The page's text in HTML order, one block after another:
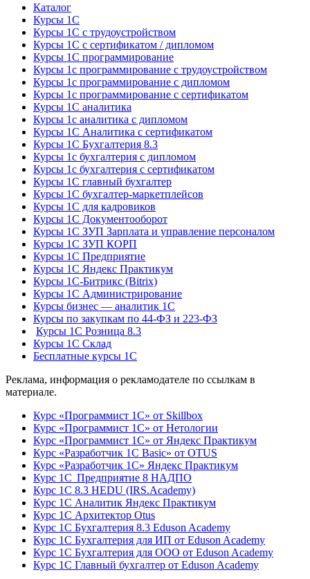
Каталог
Курсы 1С
Курсы 1С с трудоустройством
Курсы 1С с сертификатом / дипломом
Курсы 1С программирование
Курсы 1с программирование с трудоустройством
Курсы 1с программирование с дипломом
Курсы 1с программирование с сертификатом
Курсы 1С аналитика
Курсы 1с аналитика с дипломом
Курсы 1С Аналитика с сертификатом
Курсы 1С Бухгалтерия 8.3
Курсы 1с бухгалтерия с дипломом
Курсы 1с бухгалтерия с сертификатом
Курсы 1С главный бухгалтер
Курсы 1С бухгалтер-маркетплейсов
Курсы 1С для кадровиков
Курсы 1С Документооборот
Курсы 1С ЗУП Зарплата и управление персоналом
Курсы 1С ЗУП КОРП
Курсы 1С Предприятие
Курсы 1С Яндекс Практикум
Курсы 1С-Битрикс (Bitrix)
Курсы 1С Администрирование
Курсы бизнес — аналитик 1С
Курсы по закупкам по 44‑ФЗ и 223‑ФЗ
Курсы 1С Розница 8.3
Курсы 1С Склад
Бесплатные курсы 1С
Реклама, информация о рекламодателе по ссылкам в
материале.
Курс «Программист 1С» от Skillbox
Курс «Программист 1С» от Нетологии
Курс «Программист 1С» от Яндекс Практикум
Курс «Разработчик 1С Basic» от OTUS
Курс «Разработчик 1С» Яндекс Практикум
Курс 1С Предприятие 8 НАДПО
Курс 1С 8.3 HEDU (IRS.Academy)
Курс 1С Аналитик Яндекс Практикум
Курс 1С Архитектор Otus
Курс 1С Бухгалтерия 8.3 Eduson Academy
Курс 1С Бухгалтерия для ИП от Eduson Academy
Курс 1С Бухгалтерия для ООО от Eduson Academy
Курс 1С Главный бухгалтер от Eduson Academy